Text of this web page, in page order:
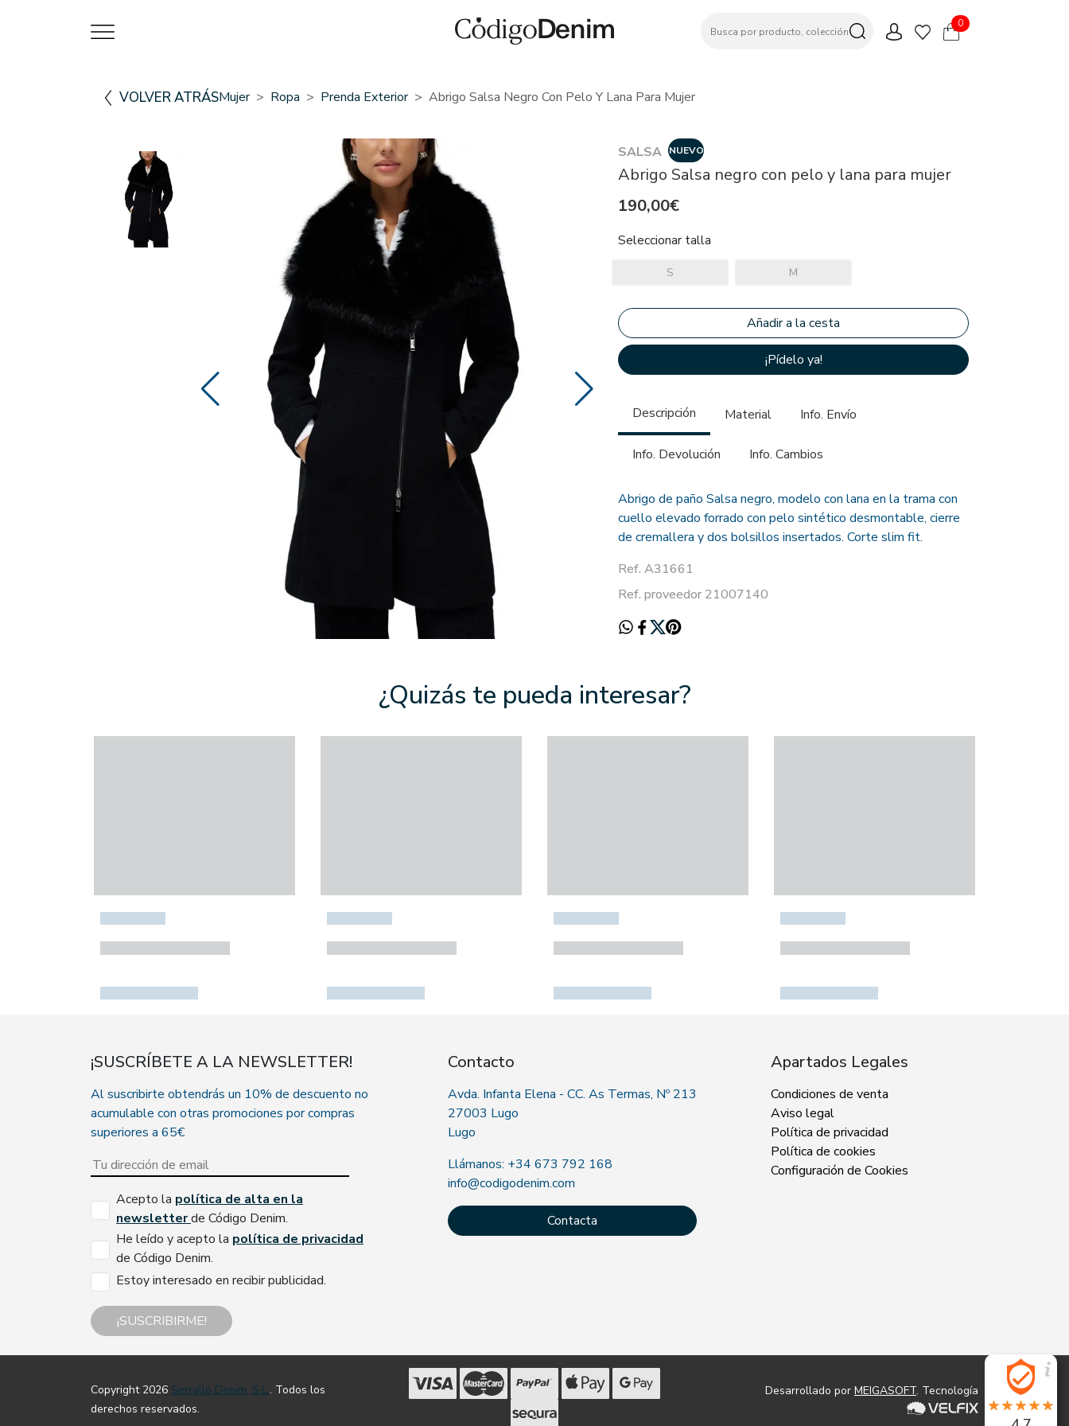
0
VOLVER ATRÁSMujer Ropa Prenda Exterior Abrigo Salsa Negro Con Pelo Y Lana Para Mujer
SALSA NUEVO
Abrigo Salsa negro con pelo y lana para mujer
190,00€
Seleccionar talla
S M
¡Pídelo ya!
Descripción Material Info. Envío
Info. Devolución Info. Cambios
Abrigo de paño Salsa negro, modelo con lana en la trama con
cuello elevado forrado con pelo sintético desmontable, cierre
de cremallera y dos bolsillos insertados. Corte slim fit.
Ref. A31661
Ref. proveedor 21007140
¿Quizás te pueda interesar?
¡SUSCRÍBETE A LA NEWSLETTER!
Al suscribirte obtendrás un 10% de descuento no
acumulable con otras promociones por compras
superiores a 65€
Acepto la política de alta en la
newsletterde Código Denim.
He leído y acepto la política de privacidad
de Código Denim.
Estoy interesado en recibir publicidad.
¡SUSCRIBIRME!
Contacto
Avda. Infanta Elena - CC. As Termas, Nº 213
27003 Lugo
Lugo
Llámanos: +34 673 792 168
info@codigodenim.com
Contacta
Apartados Legales
Condiciones de venta
Aviso legal
Política de privacidad
Política de cookies
Configuración de Cookies
Copyright 2026 Serrallo Denim, S.L.. Todos los
derechos reservados.
Desarrollado por MEIGASOFT. Tecnología